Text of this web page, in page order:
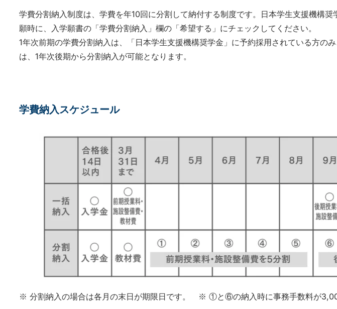
学費分割納入制度は、学費を年10回に分割して納付する制度です。日本学生支援機構
願時に、入学願書の「学費分割納入」欄の「希望する」にチェックしてください。
1年次前期の学費分割納入は、「日本学生支援機構奨学金」に予約採用されている方
は、1年次後期から分割納入が可能となります。
学費納入スケジュール
※ 分割納入の場合は各月の末日が期限日です。 ※ ①と⑥の納入時に事務手数料が